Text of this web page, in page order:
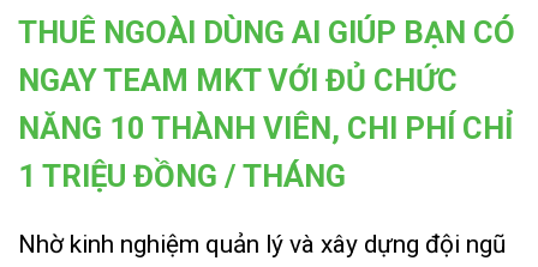
THUÊ NGOÀI DÙNG AI GIÚP BẠN CÓ
NGAY TEAM MKT VỚI ĐỦ CHỨC
NĂNG 10 THÀNH VIÊN, CHI PHÍ CHỈ
1 TRIỆU ĐỒNG / THÁNG
Nhờ kinh nghiệm quản lý và xây dựng đội ngũ